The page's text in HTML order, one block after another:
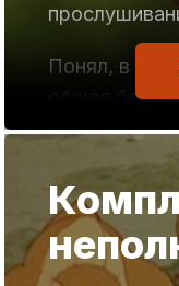
Понял, в
общая беда:
После
ощутил
настоящей
слёз.
Есть в